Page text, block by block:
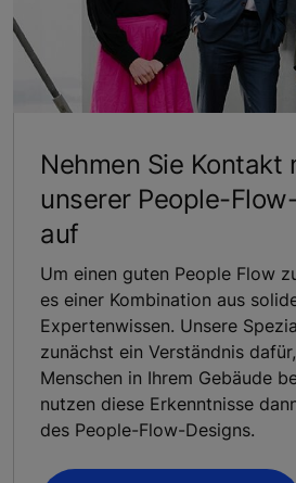
Nehmen Sie Kontakt
unserer People-
auf
Um einen guten People Flow
es einer Kombination aus
Expertenwissen. Unsere
zunächst ein Verständnis
Menschen in Ihrem Gebäude
nutzen diese Erkenntnisse
des People-Flow-Designs.